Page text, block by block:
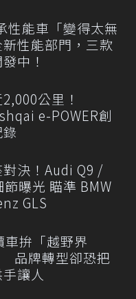
性能車「變得太無
性能部門，三款
中！
公里！
e-POWER創
決！Audi Q9 /
節曝光 瞄準 BMW
GLS
拚「越野界
品牌轉型卻恐把
讓人